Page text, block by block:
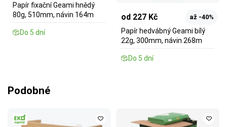
Papír fixační Geami hnědý
80g, 510mm, návin 164m
Do 5 dní
od 227 Kč až -40%
Papír hedvábný Geami bílý
22g, 300mm, návin 268m
Do 5 dní
Podobné